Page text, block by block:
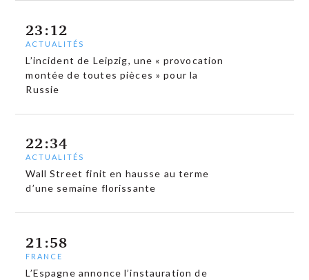
23:12
ACTUALITÉS
L’incident de Leipzig, une « provocation
montée de toutes pièces » pour la
Russie
22:34
ACTUALITÉS
Wall Street finit en hausse au terme
d’une semaine florissante
21:58
FRANCE
L’Espagne annonce l’instauration de